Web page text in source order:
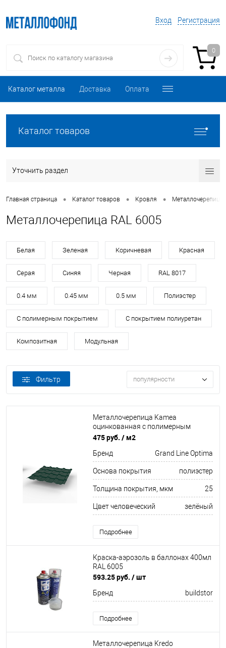
Вход Регистрация
0
Каталог металла Доставка Оплата
Каталог товаров
Уточнить раздел
Главная страница • Каталог товаров • Кровля • Металлочерепица
Металлочерепица RAL 6005
Белая Зеленая Коричневая Красная
Серая Синяя Черная RAL 8017
0.4 мм 0.45 мм 0.5 мм Полиэстер
С полимерным покрытием С покрытием полиуретан
Композитная Модульная
Фильтр популярности
Металлочерепица Kamea
оцинкованная с полимерным
покрытием 0,45х1180мм RAL 6005
475 руб. / м2
Бренд Grand Line Optima
Основа покрытия полиэстер
Толщина покрытия, мкм 25
Цвет человеческий зелёный
Подробнее
Краска-аэрозоль в баллонах 400мл
RAL 6005
593.25 руб. / шт
Бренд buildstor
Подробнее
Металлочерепица Kredo